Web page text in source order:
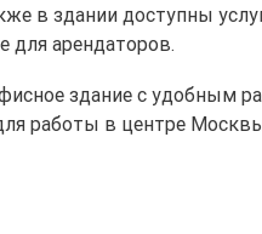
в здании доступны
для арендаторов.
здание с удобным
работы в центре